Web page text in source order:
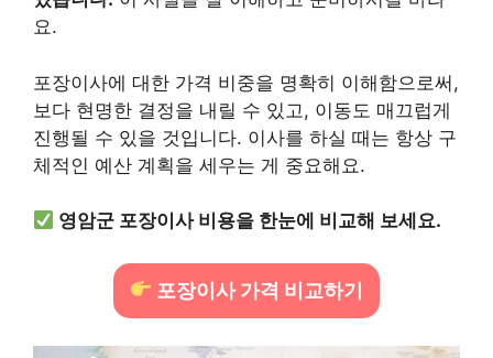
요.
포장이사에 대한 가격 비중을 명확히 이해함으로써,
보다 현명한 결정을 내릴 수 있고, 이동도 매끄럽게
진행될 수 있을 것입니다. 이사를 하실 때는 항상 구
체적인 예산 계획을 세우는 게 중요해요.
영암군 포장이사 비용을 한눈에 비교해 보세요.
포장이사 가격 비교하기